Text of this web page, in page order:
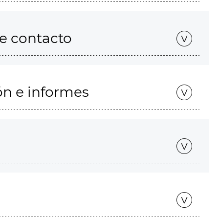
contacto
e informes